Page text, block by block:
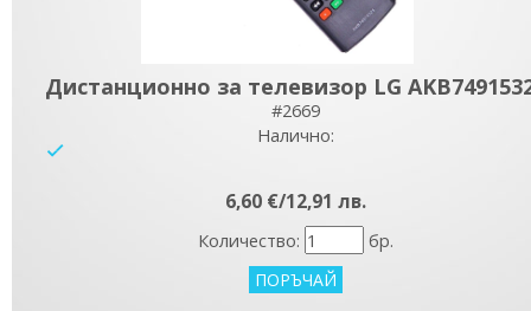
Дистанционно за телевизор LG
#2669
Налично:
6,60 €/12,91 лв.
Количество: бр.